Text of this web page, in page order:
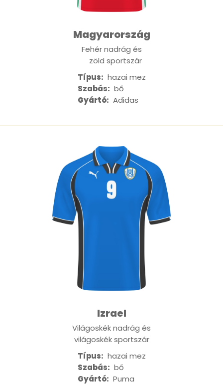
Magyarország
Fehér nadrág és
zöld sportszár
Típus: hazai mez
Szabás: bő
Gyártó: Adidas
Izrael
Világoskék nadrág és
világoskék sportszár
Típus: hazai mez
Szabás: bő
Gyártó: Puma